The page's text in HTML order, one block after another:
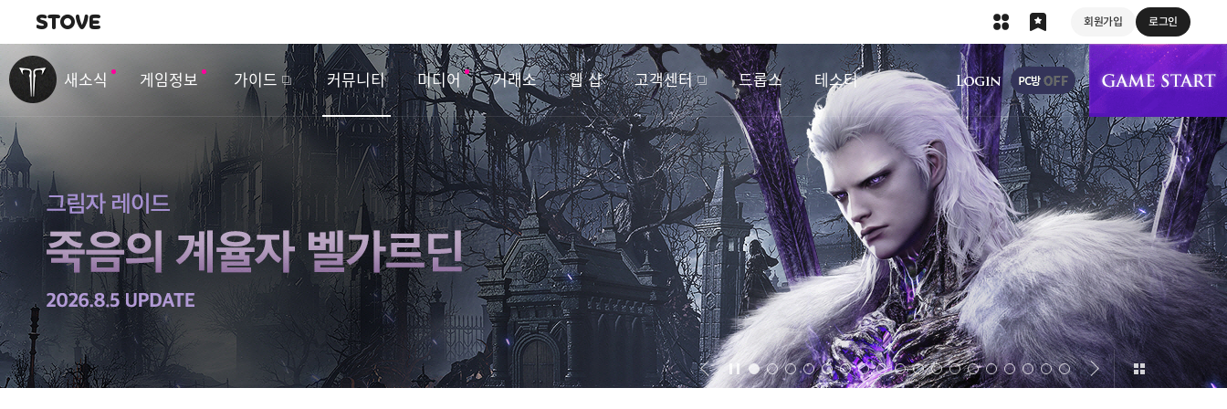
회원가입 로그인
내비게이션
새소식 게임정보 가이드 커뮤니티 미디어 거래소 웹 샵 고객센터 드롭스 테스터
상단 메뉴
벤
트
&
업
데
이
트